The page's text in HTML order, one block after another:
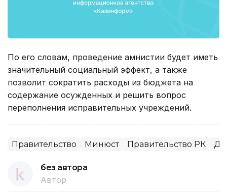
По его словам, проведение амнистии будет иметь
значительный социальный эффект, а также
позволит сократить расходы из бюджета на
содержание осужденных и решить вопрос
переполнения исправительных учреждений.
Правительство Минюст Правительство РК
без автора
Автор